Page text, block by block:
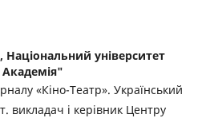
Національний університет
«Кіно-Театр». Український
викладач і керівник Центру